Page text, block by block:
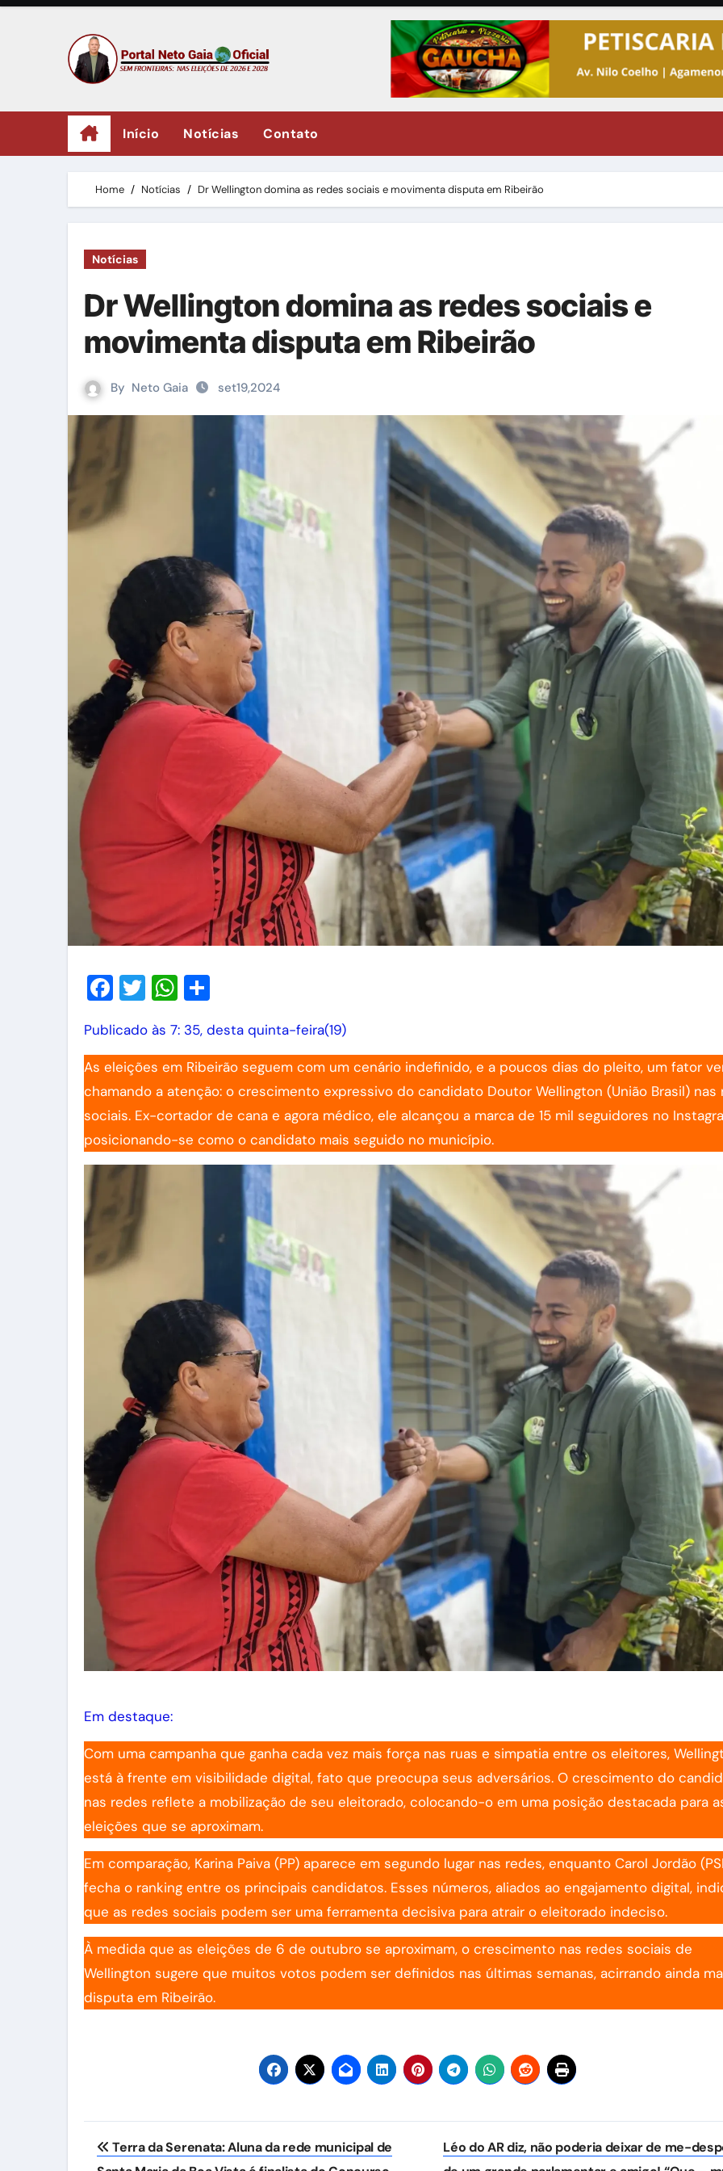
Skip
Início Notícias Contato
Home Notícias Dr Wellington domina as redes sociais e movimenta disputa em Ribeirão
Notícias
Dr Wellington domina as redes sociais e
movimenta disputa em Ribeirão
By Neto Gaia set19,2024
Facebook
TwitterWhatsApp
Publicado às 7: 35, desta quinta-feira(19)
As eleições em Ribeirão seguem com um cenário indefinido, e a poucos dias do pleito, um fator
chamando a atenção: o crescimento expressivo do candidato Doutor Wellington (União Brasil) nas
sociais. Ex-cortador de cana e agora médico, ele alcançou a marca de 15 mil seguidores no
posicionando-se como o candidato mais seguido no município.
Em destaque:
Com uma campanha que ganha cada vez mais força nas ruas e simpatia entre os eleitores,
está à frente em visibilidade digital, fato que preocupa seus adversários. O crescimento do
nas redes reflete a mobilização de seu eleitorado, colocando-o em uma posição destacada para
eleições que se aproximam.
Em comparação, Karina Paiva (PP) aparece em segundo lugar nas redes, enquanto Carol Jordão
fecha o ranking entre os principais candidatos. Esses números, aliados ao engajamento digital,
que as redes sociais podem ser uma ferramenta decisiva para atrair o eleitorado indeciso.
À medida que as eleições de 6 de outubro se aproximam, o crescimento nas redes sociais de
Wellington sugere que muitos votos podem ser definidos nas últimas semanas, acirrando ainda
disputa em Ribeirão.
Navegação
Terra da Serenata: Aluna da rede municipal de
Léo do AR diz, não poderia deixar de me-